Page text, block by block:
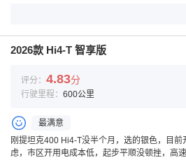
2026款 Hi4-T 智享版
评分： 4.83分
行驶里程： 600公里
最满意
刚提坦克400 Hi4-T没半个月，选的银色，目
虑，市区开用电成本低，起步平顺没顿挫，高